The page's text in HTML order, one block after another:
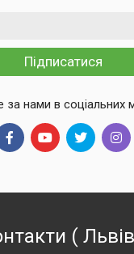
Підписатися
за нами в соціальних
( Львів